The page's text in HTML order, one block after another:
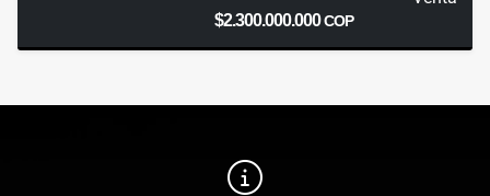
$2.300.000.000COP